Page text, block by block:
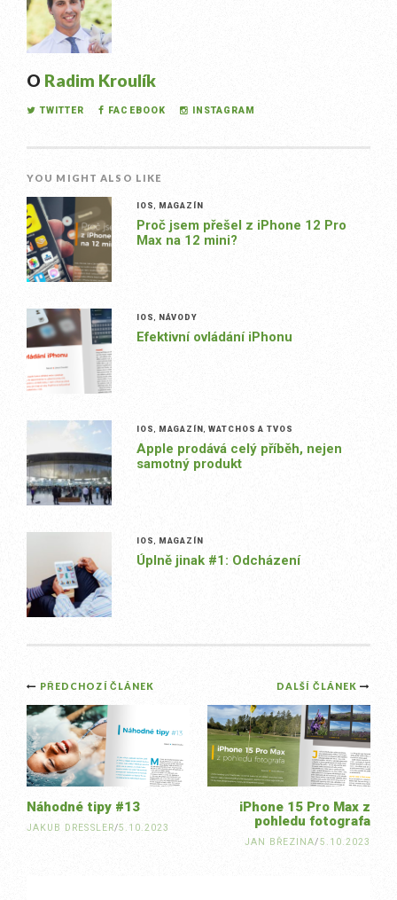
O Radim Kroulík
TWITTER FACEBOOK INSTAGRAM
YOU MIGHT ALSO LIKE
IOS MAGAZÍN
Proč jsem přešel z iPhone 12 Pro
Max na 12 mini?
IOS NÁVODY
Efektivní ovládání iPhonu
IOS MAGAZÍN ,WATCHOS A TVOS
Apple prodává celý příběh, nejen
samotný produkt
IOS MAGAZÍN
Úplně jinak #1: Odcházení
Post
navigation
DALŠÍ ČLÁNEK
iPhone 15 Pro Max z
pohledu fotografa
JAN BŘEZINA/5.10.2023
PŘEDCHOZÍ ČLÁNEK
Náhodné tipy #13
JAKUB DRESSLER/5.10.2023